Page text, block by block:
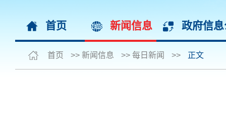
首页 新闻信息 政府信
首页 >> 新闻信息 >> 每日新闻 >> 正文